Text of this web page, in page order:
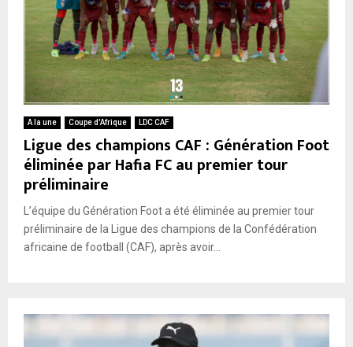
A la une Coupe d'Afrique LDC CAF
Ligue des champions CAF : Génération Foot
éliminée par Hafia FC au premier tour
préliminaire
L’équipe du Génération Foot a été éliminée au premier tour
préliminaire de la Ligue des champions de la Confédération
africaine de football (CAF), après avoir...